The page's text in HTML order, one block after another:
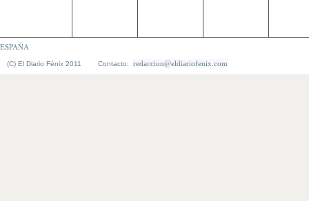
ESPAÑA
(C) El Diario Fénix 2011 Contacto: redaccion@eldiariofenix.com